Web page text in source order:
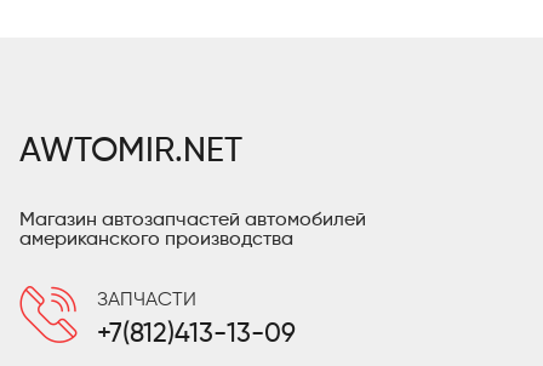
AWTOMIR.NET
Магазин автозапчастей автомобилей
американского производства
ЗАПЧАСТИ
+7(812)413-13-09